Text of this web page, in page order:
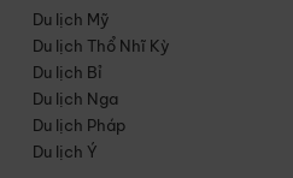
Du lịch Mỹ
Du lịch Thổ Nhĩ Kỳ
Du lịch Bỉ
Du lịch Nga
Du lịch Pháp
Du lịch Ý